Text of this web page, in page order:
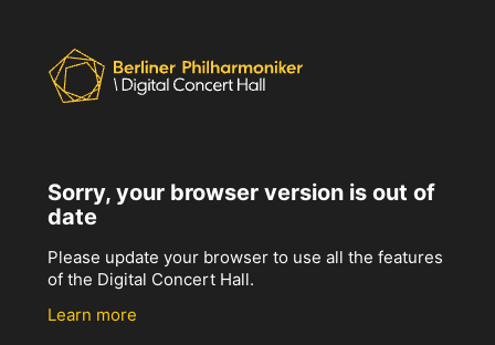
Sorry, your browser version is out of
date
Please update your browser to use all the features
of the Digital Concert Hall.
Learn more